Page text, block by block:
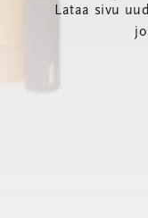
Lataa sivu